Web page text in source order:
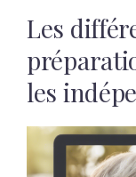
Les
les